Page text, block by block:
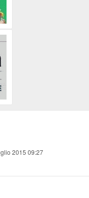
2015 09:27